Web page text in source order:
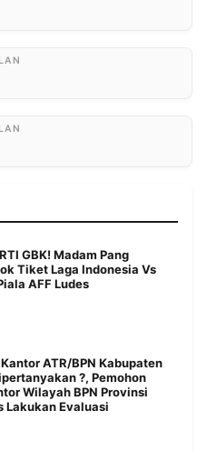
GBK! Madam Pang
Tiket Laga Indonesia Vs
AFF Ludes
ATR/BPN Kabupaten
?, Pemohon
Wilayah BPN Provinsi
Lakukan Evaluasi